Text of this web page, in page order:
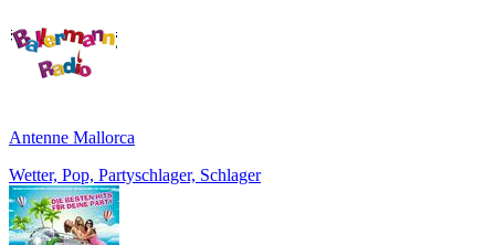
Antenne Mallorca
Wetter, Pop, Partyschlager, Schlager